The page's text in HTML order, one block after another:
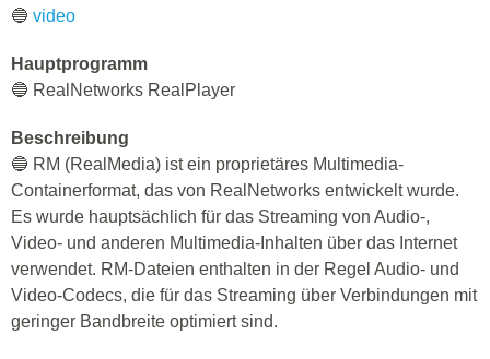
🔵 video
Hauptprogramm
🔵 RealNetworks RealPlayer
Beschreibung
🔵 RM (RealMedia) ist ein proprietäres Multimedia-
Containerformat, das von RealNetworks entwickelt wurde.
Es wurde hauptsächlich für das Streaming von Audio-,
Video- und anderen Multimedia-Inhalten über das Internet
verwendet. RM-Dateien enthalten in der Regel Audio- und
Video-Codecs, die für das Streaming über Verbindungen mit
geringer Bandbreite optimiert sind.